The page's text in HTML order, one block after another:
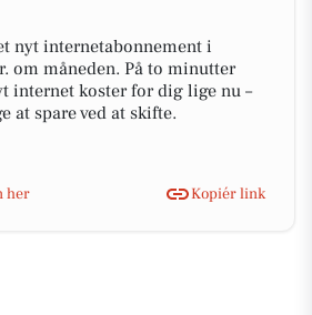
nyt internetabonnement i
om måneden. På to minutter
internet koster for dig lige nu –
at spare ved at skifte.
her
Kopiér link